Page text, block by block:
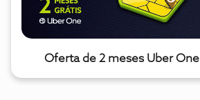
Oferta de 2 meses Uber One